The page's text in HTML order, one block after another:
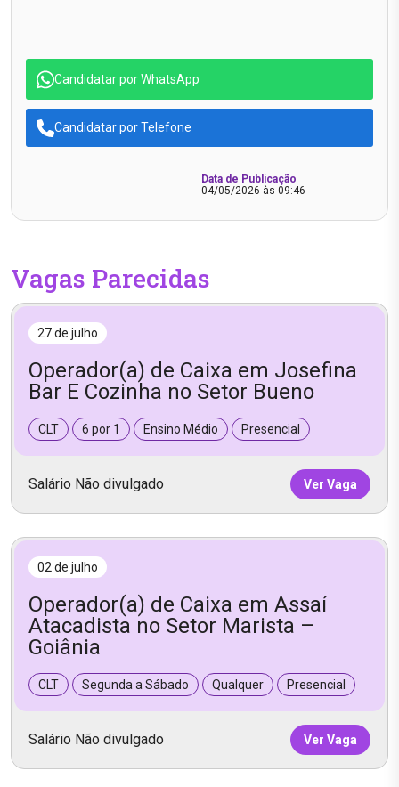
Candidatar por WhatsApp
Candidatar por Telefone
Data de Publicação
04/05/2026 às 09:46
Vagas Parecidas
27 de julho
Operador(a) de Caixa em Josefina
Bar E Cozinha no Setor Bueno
CLT 6 por 1 Ensino Médio Presencial
Salário Não divulgado Ver Vaga
02 de julho
Operador(a) de Caixa em Assaí
Atacadista no Setor Marista –
Goiânia
CLT Segunda a Sábado Qualquer Presencial
Salário Não divulgado Ver Vaga